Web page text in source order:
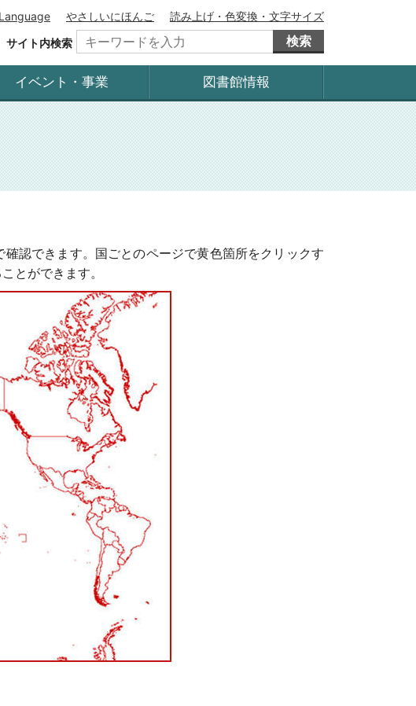
Language やさしいにほんご
読み上げ・色変換・文字サイズ
サイト内検索 検索
イベント・事業 図書館情報
認できます。国ごとのページで黄色箇所をクリックす
とができます。